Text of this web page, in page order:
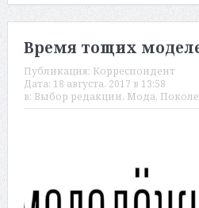
Время тощих
Публикация: Корреспондент
Дата: 18 августа, 2017 в 13:58
в: Выбор редакции, Мода,